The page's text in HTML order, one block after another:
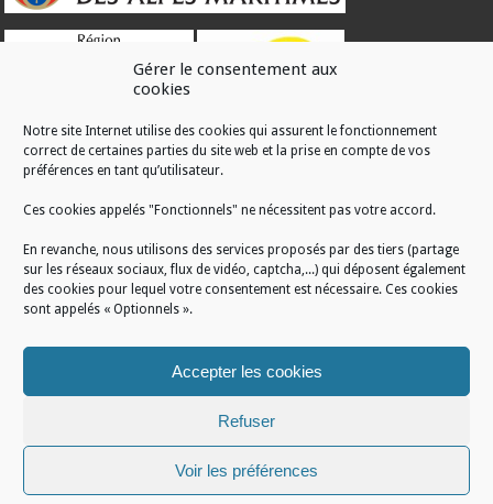
Gérer le consentement aux
cookies
Notre site Internet utilise des cookies qui assurent le fonctionnement
correct de certaines parties du site web et la prise en compte de vos
préférences en tant qu’utilisateur.
Ces cookies appelés "Fonctionnels" ne nécessitent pas votre accord.
En revanche, nous utilisons des services proposés par des tiers (partage
sur les réseaux sociaux, flux de vidéo, captcha,...) qui déposent également
des cookies pour lequel votre consentement est nécessaire. Ces cookies
sont appelés « Optionnels ».
Accepter les cookies
Refuser
Voir les préférences
RÉALISATION
Mentions légales/Plan du site/Politique de cookies/Conditions générales